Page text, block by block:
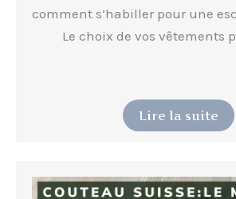
comment s’habiller pour une
Le choix de vos vêtements
Lire la suite